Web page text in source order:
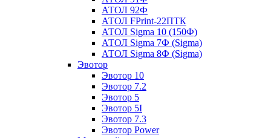
АТОЛ 92Ф
АТОЛ FPrint-22ПТК
АТОЛ Sigma 10 (150Ф)
АТОЛ Sigma 7Ф (Sigma)
АТОЛ Sigma 8Ф (Sigma)
Эвотор
Эвотор 10
Эвотор 7.2
Эвотор 5
Эвотор 5I
Эвотор 7.3
Эвотор Power